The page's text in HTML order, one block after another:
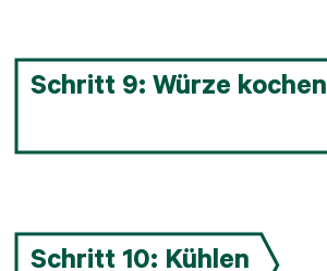
Schritt 9: Würze kochen
Schritt 10: Kühlen